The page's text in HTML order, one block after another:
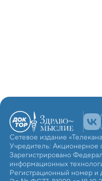
Сетевое издание
Учредитель: Акционерное
Зарегистрировано
информационных
Регистрационный номер и